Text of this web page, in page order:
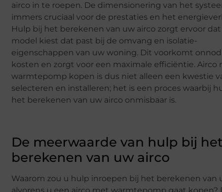
airco in te roepen. De dimensionering van het
immers cruciaal voor de prestaties en het
Hulp bij het berekenen van uw airco zorgt ervoor
model kiest dat past bij de omvang en isolatie-
eigenschappen van uw woning. Dit voorkomt
kosten en zorgt voor een maximale efficiëntie. Airco
warmtepomp kopen is dus niet alleen een kwestie
selecteren en installeren; het is een proces waarbij
het berekenen van uw airco onmisbaar is.
De meerwaarde van hulp bij
berekenen van uw airco
Waarom zou u hulp inroepen bij het berekenen van